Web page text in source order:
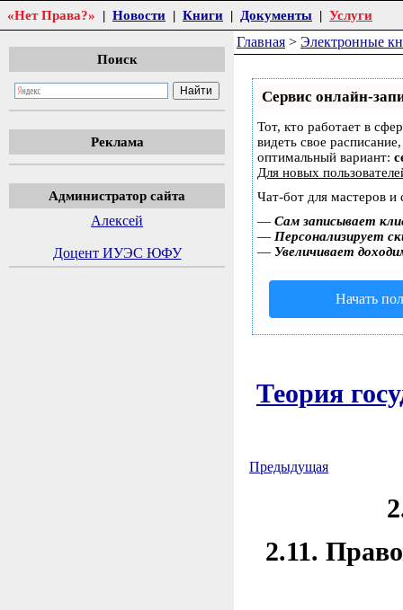
«Нет Права?» | Новости | Книги | Документы | Услуги
Поиск
Реклама
Администратор сайта
Алексей
Доцент ИУЭС ЮФУ
Главная > Электронные
Сервис онлайн-
Тот, кто работает в
видеть свое
оптимальный вариант:
Для новых
Чат-бот для мастеров и
— Сам записывает
— Персонализирует
— Увеличивает
Начать
Теория
Предыдущая
2.11.